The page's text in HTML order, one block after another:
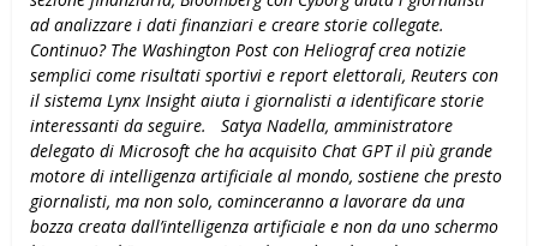
ad analizzare i dati finanziari e creare storie collegate.
Continuo? The Washington Post con Heliograf crea notizie
semplici come risultati sportivi e report elettorali, Reuters con
il sistema Lynx Insight aiuta i giornalisti a identificare storie
interessanti da seguire.
Satya Nadella, amministratore
delegato di Microsoft che ha acquisito Chat GPT il più grande
motore di intelligenza artificiale al mondo, sostiene che presto
giornalisti, ma non solo, cominceranno a lavorare da una
bozza creata dall’intelligenza artificiale e non da uno schermo